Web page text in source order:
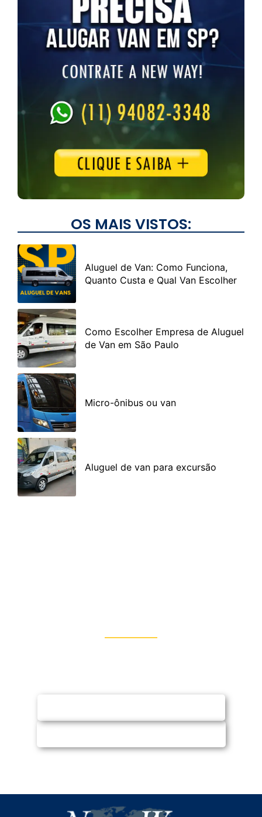
OS MAIS VISTOS:
Aluguel de Van: Como Funciona,
Quanto Custa e Qual Van Escolher
Como Escolher Empresa de Aluguel
de Van em São Paulo
Micro-ônibus ou van
Aluguel de van para excursão